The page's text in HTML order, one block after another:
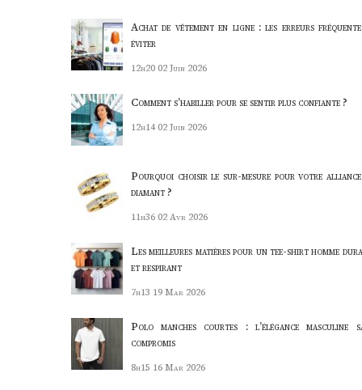
Achat de vêtement en ligne : les erreurs
éviter
12h20 02 Juin 2026
Comment s’habiller pour se sentir plus confiante ?
12h14 02 Juin 2026
Pourquoi choisir le sur-mesure pour votre
diamant ?
11h36 02 Avr 2026
Les meilleures matières pour un tee-shirt homme
et respirant
7h13 19 Mar 2026
Polo manches courtes : l’élégance masculine
compromis
8h15 16 Mar 2026